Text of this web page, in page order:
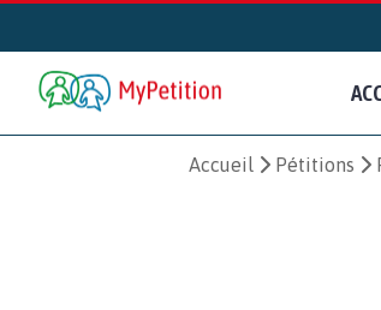
Accueil Pétitions